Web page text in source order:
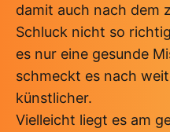
damit auch nach dem
Schluck nicht so
es nur eine gesunde
schmeckt es nach
künstlicher.
Vielleicht liegt es am